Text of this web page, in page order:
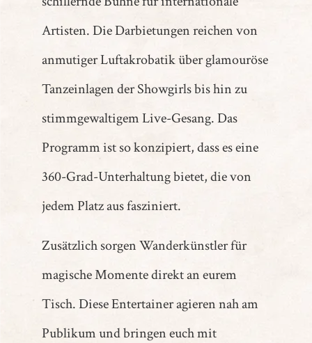
Artisten. Die Darbietungen reichen von
anmutiger Luftakrobatik über glamouröse
Tanzeinlagen der Showgirls bis hin zu
stimmgewaltigem Live-Gesang. Das
Programm ist so konzipiert, dass es eine
360-Grad-Unterhaltung bietet, die von
jedem Platz aus fasziniert.
Zusätzlich sorgen Wanderkünstler für
magische Momente direkt an eurem
Tisch. Diese Entertainer agieren nah am
Publikum und bringen euch mit